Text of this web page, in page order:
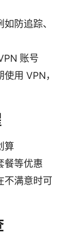
防追踪、
账号
用 VPN，
算
餐等优惠
不满意时可